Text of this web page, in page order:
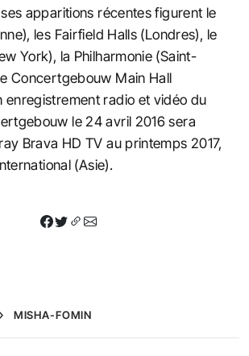
apparitions récentes figurent le
les Fairfield Halls (Londres), le
York), la Philharmonie (Saint-
Concertgebouw Main Hall
enregistrement radio et vidéo du
le 24 avril 2016 sera
Brava HD TV au printemps 2017,
(Asie).
MISHA-FOMIN